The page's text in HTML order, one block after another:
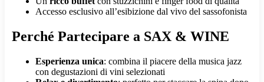
Accesso esclusivo all’esibizione dal vivo del sassofonista
Perché Partecipare a SAX & WINE
Esperienza unica: combina il piacere della musica jazz
con degustazioni di vini selezionati